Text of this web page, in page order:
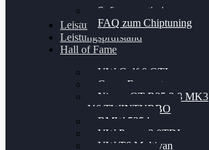
Softwareoptimierung
FAQ zum Chiptuning
Leistungsmessung
Leistungsprüfstand
Hall of Fame
VW Golf 6 GTI
Cupra Formentor
Nissan GT-R35 3.8 MK3
V6 TWINTURBO
BMW 525d
VW Passat 2.0TDI
VW T6 Multivan